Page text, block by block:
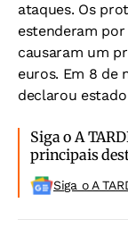
ataques. Os
estenderam por
causaram um
euros. Em 8 de
declarou
Siga o A
principais
Siga o A